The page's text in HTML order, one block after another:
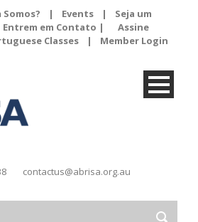
Somos? | Events |
Seja um
Entrem em Contato |
Assine
Classes | Member Login
contactus@abrisa.org.au